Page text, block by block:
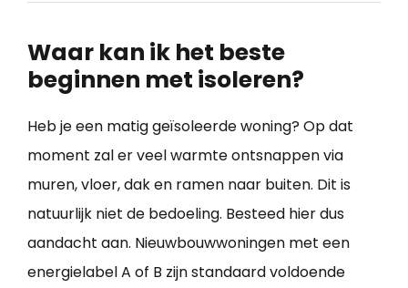
Waar kan ik het beste
beginnen met isoleren?
Heb je een matig geïsoleerde woning? Op dat
moment zal er veel warmte ontsnappen via
muren, vloer, dak en ramen naar buiten. Dit is
natuurlijk niet de bedoeling. Besteed hier dus
aandacht aan. Nieuwbouwwoningen met een
energielabel A of B zijn standaard voldoende